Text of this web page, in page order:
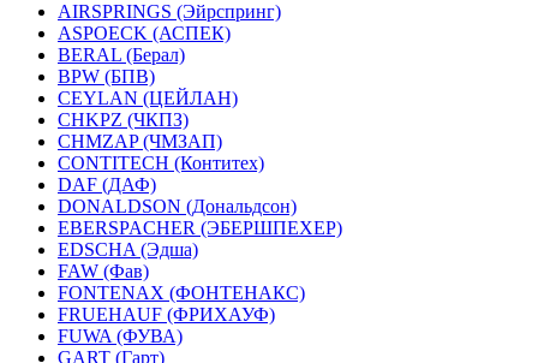
AIRSPRINGS (Эйрспринг)
ASPOECK (АСПЕК)
BERAL (Берал)
BPW (БПВ)
CEYLAN (ЦЕЙЛАН)
CHKPZ (ЧКПЗ)
CHMZAP (ЧМЗАП)
CONTITECH (Контитех)
DAF (ДАФ)
DONALDSON (Дональдсон)
EBERSPACHER (ЭБЕРШПЕХЕР)
EDSCHA (Эдша)
FAW (Фав)
FONTENAX (ФОНТЕНАКС)
FRUEHAUF (ФРИХАУФ)
FUWA (ФУВА)
GART (Гарт)